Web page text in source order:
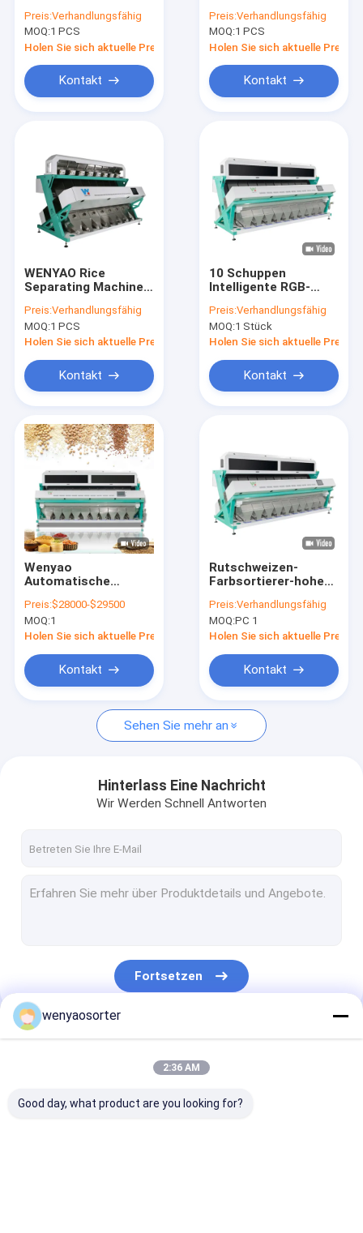
Produkte
Videos
VR Show
Über uns
Qualitätskontrolle
Treten Sie mit uns in Verbindung
Fordern Sie ein Zitat
Wenyao-Farbsortierer
Reisfarbsortierer
Plastikfarbsortierende Maschine
Multifunktionsfarbsortierer
Licht
Preis:Verhandlungsfähig
MOQ:1 PCS
Holen Sie sich aktuelle Preis
Kontakt
Farbsortierer, 10t/h
färben sortierende
Maschinen auf einer
Rutschbahn
Preis:Verhandlungsfähig
MOQ:1 PCS
Holen Sie sich aktuelle Preis
Kontakt
WENYAO Rice
Separating Machine 8
Farbsortierer auf
einer Rutschbahn
Preis:Verhandlungsfähig
MOQ:1 PCS
Holen Sie sich aktuelle Preis
Kontakt
10 Schuppen
Intelligente RGB-
Reisfarbsorter
Farbsorter
Preis:Verhandlungsfähig
MOQ:1 Stück
Holen Sie sich aktuelle Preis
Kontakt
Wenyao
Automatische
für die Farbtrennung
von Getreide 10
Fallschirm
Preis:$28000-$29500
MOQ:1
Holen Sie sich aktuelle Preis
Kontakt
Rutschweizen-
Farbsortierer-hohe
Preis:Verhandlungsfähig
MOQ:PC 1
Holen Sie sich aktuelle Preis
Kontakt
Sehen Sie mehr an
Hinterlass Eine Nachricht
Wir Werden Schnell Antworten
Fortsetzen
Unsere Kategorien
wenyaosorter
2:36 AM
Good day, what product are you looking for?